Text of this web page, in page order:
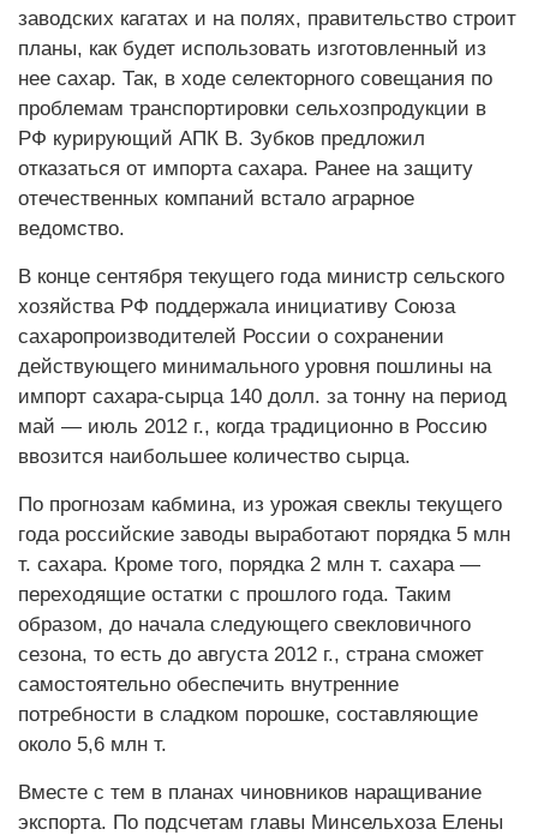
заводских кагатах и на полях, правительство строит
планы, как будет использовать изготовленный из
нее сахар. Так, в ходе селекторного совещания по
проблемам транспортировки сельхозпродукции в
РФ курирующий АПК В. Зубков предложил
отказаться от импорта сахара. Ранее на защиту
отечественных компаний встало аграрное
ведомство.
В конце сентября текущего года министр сельского
хозяйства РФ поддержала инициативу Союза
сахаропроизводителей России о сохранении
действующего минимального уровня пошлины на
импорт сахара-сырца 140 долл. за тонну на период
май — июль 2012 г., когда традиционно в Россию
ввозится наибольшее количество сырца.
По прогнозам кабмина, из урожая свеклы текущего
года российские заводы выработают порядка 5 млн
т. сахара. Кроме того, порядка 2 млн т. сахара —
переходящие остатки с прошлого года. Таким
образом, до начала следующего свекловичного
сезона, то есть до августа 2012 г., страна сможет
самостоятельно обеспечить внутренние
потребности в сладком порошке, составляющие
около 5,6 млн т.
Вместе с тем в планах чиновников наращивание
экспорта. По подсчетам главы Минсельхоза Елены